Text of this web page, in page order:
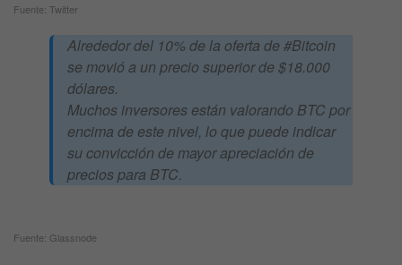
Fuente: Twitter
Alrededor del 10% de la oferta de #Bitcoin
se movió a un precio superior de $18.000
dólares.
Muchos inversores están valorando BTC por
encima de este nivel, lo que puede indicar
su convicción de mayor apreciación de
precios para BTC.
Fuente: Glassnode